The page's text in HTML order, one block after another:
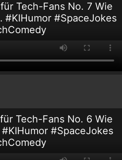
Tech-Fans No. 7 Wie
#SpaceJokes
Tech-Fans No. 6 Wie
#SpaceJokes